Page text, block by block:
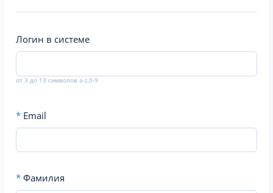
Логин в системе
от 3 до 13 символов a-z,0-9
* Email
* Фамилия